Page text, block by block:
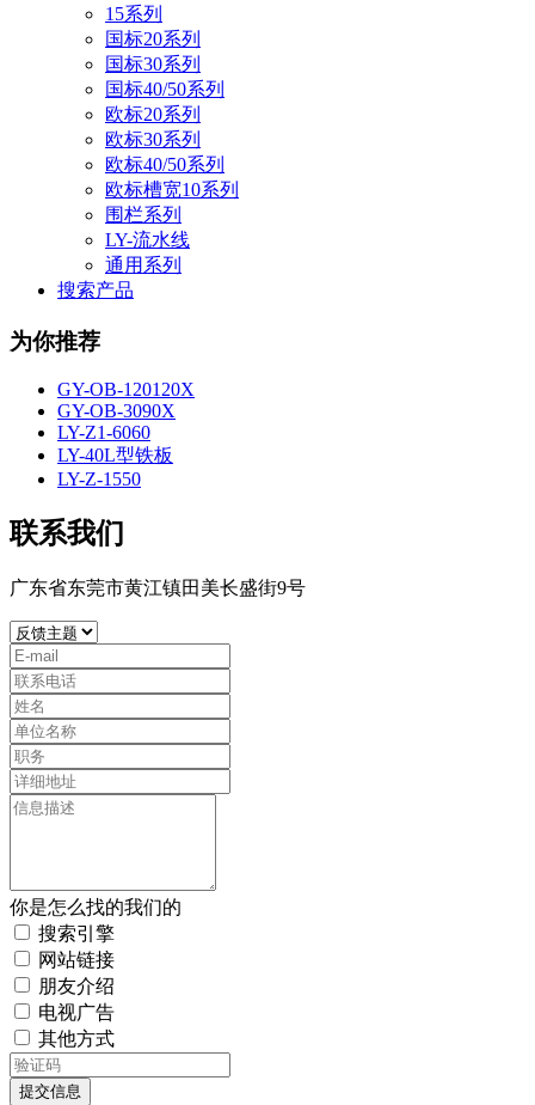
15系列
国标20系列
国标30系列
国标40/50系列
欧标20系列
欧标30系列
欧标40/50系列
欧标槽宽10系列
围栏系列
LY-流水线
通用系列
搜索产品
为你推荐
GY-OB-120120X
GY-OB-3090X
LY-Z1-6060
LY-40L型铁板
LY-Z-1550
联系我们
广东省东莞市黄江镇田美长盛街9号
你是怎么找的我们的
搜索引擎
网站链接
朋友介绍
电视广告
其他方式
提交信息